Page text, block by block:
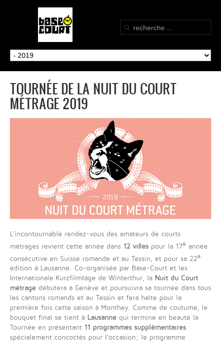
TOURNÉE DE LA NUIT DU COURT
MÉTRAGE 2019
L'incontournable rendez-vous des amateurs de courts
métrages revient cette année dans 12 villes pour la 17e année
consécutive en Suisse romande et au Tessin, et pour sa 22e
édition à Lausanne. Co-organisée par Base-Court et les
Internationale Kurzfilmtage de Winterthur, la Nuit du Court
métrage débutera à Genève et poursuivra sa tournée dans tous
les cantons romands et au Tessin et fera halte pour la
première fois cette saison à Monthey. Comme de coutume, le
bouquet final se tient à Lausanne qui termine en beauté la
Tournée en présentant 11 programmes supplémentaires
spécialement concoctés pour l'occasion; le programme